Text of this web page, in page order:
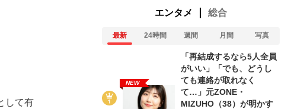
して有
エンタメ 総合
最新 24時間 週間 月間 写真
NEW
「再結成するなら5人全員
がいい」「でも、どうし
ても連絡が取れなく
て…」元ZONE・
MIZUHO（38）が明かす